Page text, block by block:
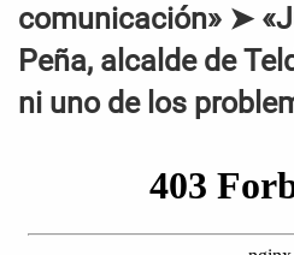
comunicación» ➤
Peña, alcalde de
ni uno de los